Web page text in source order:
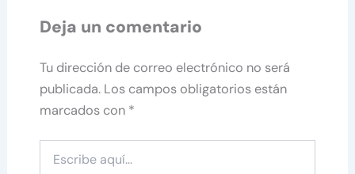
Deja un comentario
Tu dirección de correo electrónico no será
publicada. Los campos obligatorios están
marcados con *
aquí...